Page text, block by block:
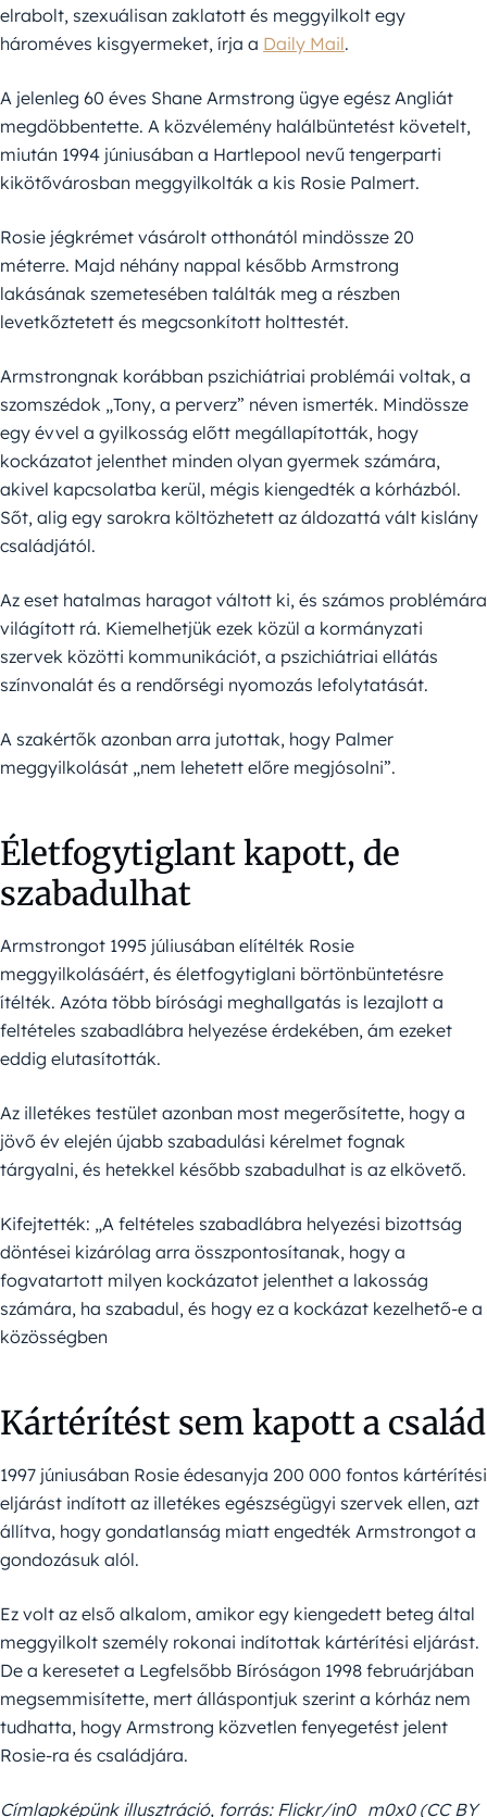
elrabolt, szexuálisan zaklatott és meggyilkolt egy
hároméves kisgyermeket, írja a Daily Mail.
A jelenleg 60 éves Shane Armstrong ügye egész Angliát
megdöbbentette. A közvélemény halálbüntetést követelt,
miután 1994 júniusában a Hartlepool nevű tengerparti
kikötővárosban meggyilkolták a kis Rosie Palmert.
Rosie jégkrémet vásárolt otthonától mindössze 20
méterre. Majd néhány nappal később Armstrong
lakásának szemetesében találták meg a részben
levetkőztetett és megcsonkított holttestét.
Armstrongnak korábban pszichiátriai problémái voltak, a
szomszédok „Tony, a perverz” néven ismerték. Mindössze
egy évvel a gyilkosság előtt megállapították, hogy
kockázatot jelenthet minden olyan gyermek számára,
akivel kapcsolatba kerül, mégis kiengedték a kórházból.
Sőt, alig egy sarokra költözhetett az áldozattá vált kislány
családjától.
Az eset hatalmas haragot váltott ki, és számos problémára
világított rá. Kiemelhetjük ezek közül a kormányzati
szervek közötti kommunikációt, a pszichiátriai ellátás
színvonalát és a rendőrségi nyomozás lefolytatását.
A szakértők azonban arra jutottak, hogy Palmer
meggyilkolását „nem lehetett előre megjósolni”.
Életfogytiglant kapott, de
szabadulhat
Armstrongot 1995 júliusában elítélték Rosie
meggyilkolásáért, és életfogytiglani börtönbüntetésre
ítélték. Azóta több bírósági meghallgatás is lezajlott a
feltételes szabadlábra helyezése érdekében, ám ezeket
eddig elutasították.
Az illetékes testület azonban most megerősítette, hogy a
jövő év elején újabb szabadulási kérelmet fognak
tárgyalni, és hetekkel később szabadulhat is az elkövető.
Kifejtették: „A feltételes szabadlábra helyezési bizottság
döntései kizárólag arra összpontosítanak, hogy a
fogvatartott milyen kockázatot jelenthet a lakosság
számára, ha szabadul, és hogy ez a kockázat kezelhető-e a
közösségben
Kártérítést sem kapott a család
1997 júniusában Rosie édesanyja 200 000 fontos kártérítési
eljárást indított az illetékes egészségügyi szervek ellen, azt
állítva, hogy gondatlanság miatt engedték Armstrongot a
gondozásuk alól.
Ez volt az első alkalom, amikor egy kiengedett beteg által
meggyilkolt személy rokonai indítottak kártérítési eljárást.
De a keresetet a Legfelsőbb Bíróságon 1998 februárjában
megsemmisítette, mert álláspontjuk szerint a kórház nem
tudhatta, hogy Armstrong közvetlen fenyegetést jelent
Rosie-ra és családjára.
Címlapképünk illusztráció, forrás: Flickr/in0_m0x0 (CC BY